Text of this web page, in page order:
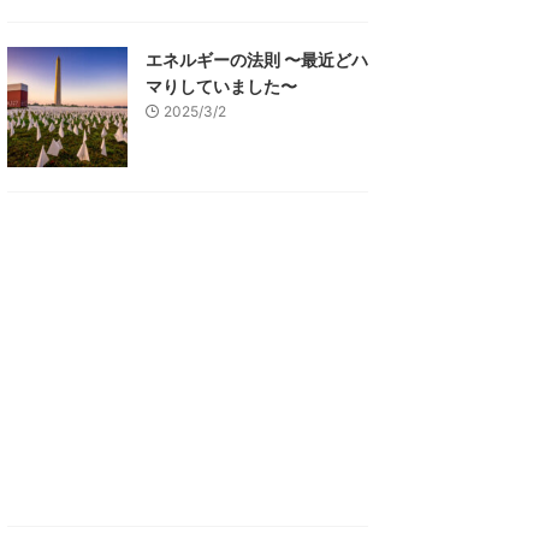
エネルギーの法則 〜最近どハ
マりしていました〜
2025/3/2